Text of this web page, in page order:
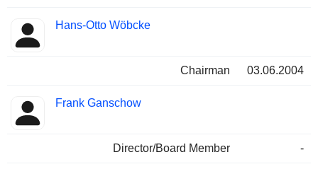
Hans-Otto Wöbcke
Chairman 03.06.2004
Frank Ganschow
Director/Board Member -